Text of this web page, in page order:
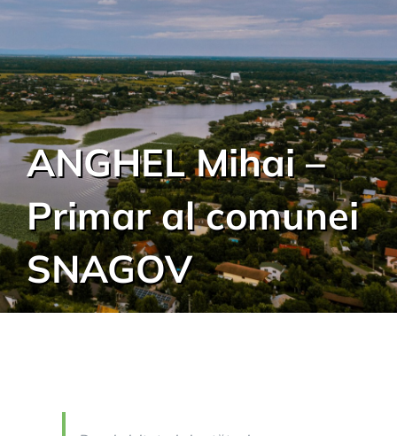
ANGHEL Mihai –
Primar al comunei
SNAGOV